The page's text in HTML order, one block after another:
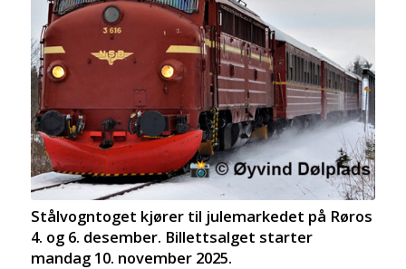
Stålvogntoget kjører til julemarkedet på Røros
4. og 6. desember. Billettsalget starter
mandag 10. november 2025.